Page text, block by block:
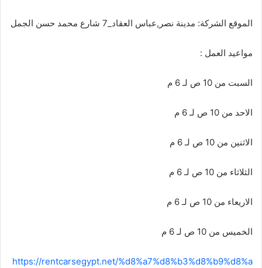
الموقع الشركة: مدينة نصر,عباس العقاد_7 شارع محمد حسن الجمل
مواعيد العمل :
السبت من 10 ص لـ 6 م
الاحد من 10 ص لـ 6 م
الاثنين من 10 ص لـ 6 م
الثلاثاء من 10 ص لـ 6 م
الاريعاء من 10 ص لـ 6 م
الخميس من 10 ص لـ 6 م
https://rentcarsegypt.net/%d8%a7%d8%b3%d8%b9%d8%a